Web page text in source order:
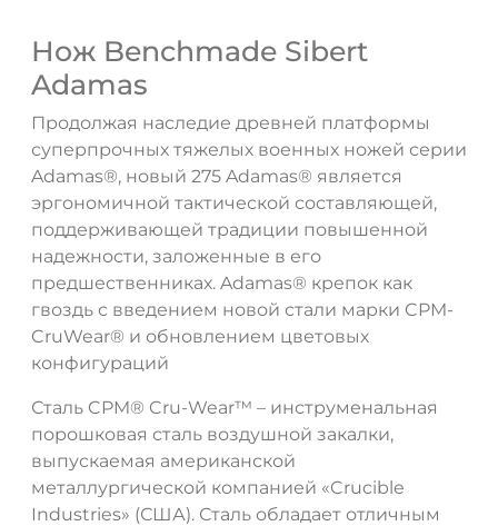
Нож Benchmade Sibert
Adamas
Продолжая наследие древней платформы
суперпрочных тяжелых военных ножей серии
Adamas®, новый 275 Adamas® является
эргономичной тактической составляющей,
поддерживающей традиции повышенной
надежности, заложенные в его
предшественниках. Adamas® крепок как
гвоздь с введением новой стали марки CPM-
CruWear® и обновлением цветовых
конфигураций
Сталь CPM® Cru-Wear™ – инструменальная
порошковая сталь воздушной закалки,
выпускаемая американской
металлургической компанией «Crucible
Industries» (США). Сталь обладает отличным
ДА НЕТ